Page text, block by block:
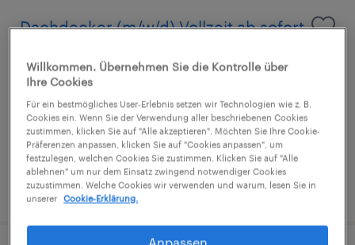
Dachdecker (m/w/d) Vollzeit ab sofort
Wien, Wien
Festanstellung
veröffentlicht am 19. Juni 2026
Willkommen. Übernehmen Sie die Kontrolle über
Ihre Cookies
Für ein bestmögliches User-Erlebnis setzen wir Technologien wie z. B.
Cookies ein. Wenn Sie der Verwendung aller beschriebenen Cookies
zustimmen, klicken Sie auf "Alle akzeptieren". Möchten Sie Ihre Cookie-
Präferenzen anpassen, klicken Sie auf "Cookies anpassen", um
festzulegen, welchen Cookies Sie zustimmen. Klicken Sie auf "Alle
ablehnen" um nur dem Einsatz zwingend notwendiger Cookies
zuzustimmen. Welche Cookies wir verwenden und warum, lesen Sie in
unserer
Cookie-Erklärung.
Anpassen